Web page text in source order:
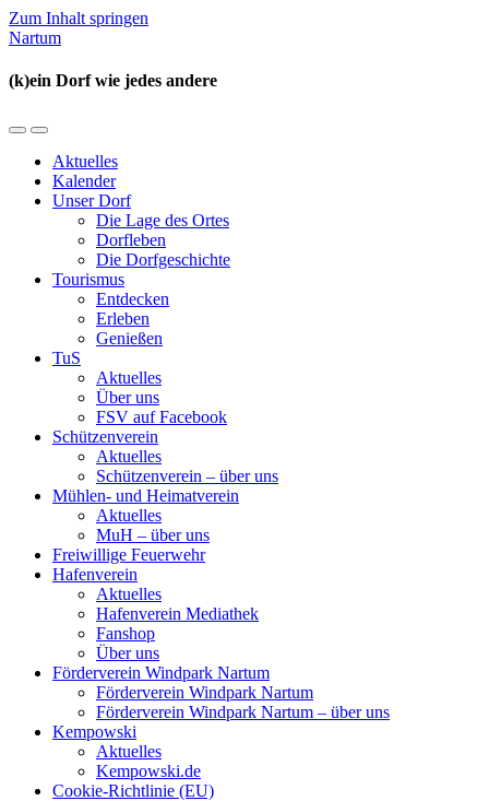
Zum Inhalt springen
Nartum
(k)ein Dorf wie jedes andere
Mobil-
umschalten
Suchfeld
umschalten
Aktuelles
Kalender
Unser Dorf
Die Lage des Ortes
Dorfleben
Die Dorfgeschichte
Tourismus
Entdecken
Erleben
Genießen
TuS
Aktuelles
Über uns
FSV auf Facebook
Schützenverein
Aktuelles
Schützenverein – über uns
Mühlen- und Heimatverein
Aktuelles
MuH – über uns
Freiwillige Feuerwehr
Hafenverein
Aktuelles
Hafenverein Mediathek
Fanshop
Über uns
Förderverein Windpark Nartum
Förderverein Windpark Nartum
Förderverein Windpark Nartum – über uns
Kempowski
Aktuelles
Kempowski.de
Cookie-Richtlinie (EU)